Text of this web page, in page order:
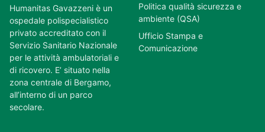
Humanitas Gavazzeni è un
ospedale polispecialistico
privato accreditato con il
Servizio Sanitario Nazionale
per le attività ambulatoriali e
di ricovero. E’ situato nella
zona centrale di Bergamo,
all’interno di un parco
secolare.
Politica qualità sicurezza e
ambiente (QSA)
Ufficio Stampa e
Comunicazione